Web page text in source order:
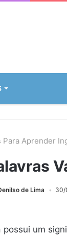
Para Aprender
de Lima 30/
um